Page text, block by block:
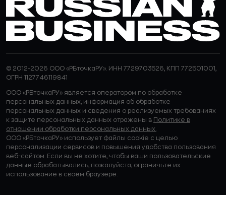
© 2012-2026 ООО «РБточкаРУ». ИНН 7729703526, КПП 772501001,
ОГРН 1127746119841
ООО «РБточкаРУ» является оператором по обработке
персональных данных, информация об обработке
персональных данных и сведения о реализуемых требованиях
к защите персональных данных отражены в Политике в
отношении обработки персональных данных.
ООО «РБточкаРУ» использует файлы cookie с целью
персонализации сервисов и повышения удобства пользования
веб-сайтом. Если вы не хотите, чтобы ваши пользовательские
данные обрабатывались, пожалуйста, ограничьте их
использование в своём браузере.